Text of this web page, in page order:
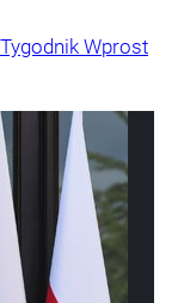
Tygodnik Wprost